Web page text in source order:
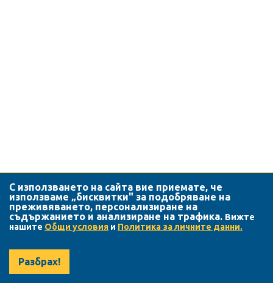
С използването на сайта вие приемате, че
използваме „бисквитки" за подобряване на
преживяването, персонализиране на
съдържанието и анализиране на трафика. Вижте
нашите Общи условия и Политика за личните данни.
Разбрах!